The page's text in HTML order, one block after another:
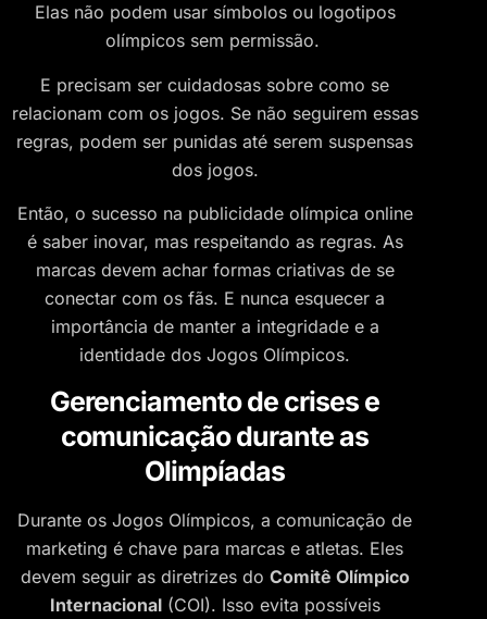
Elas não podem usar símbolos ou logotipos
olímpicos sem permissão.
E precisam ser cuidadosas sobre como se
relacionam com os jogos. Se não seguirem essas
regras, podem ser punidas até serem suspensas
dos jogos.
Então, o sucesso na publicidade olímpica online
é saber inovar, mas respeitando as regras. As
marcas devem achar formas criativas de se
conectar com os fãs. E nunca esquecer a
importância de manter a integridade e a
identidade dos Jogos Olímpicos.
Gerenciamento de crises e
comunicação durante as
Olimpíadas
Durante os Jogos Olímpicos, a comunicação de
marketing é chave para marcas e atletas. Eles
devem seguir as diretrizes do Comitê Olímpico
Internacional(COI). Isso evita possíveis